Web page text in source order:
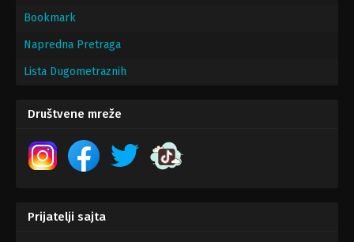
Bookmark
Napredna Pretraga
Lista Dugometraznih
Društvene mreže
Prijatelji sajta